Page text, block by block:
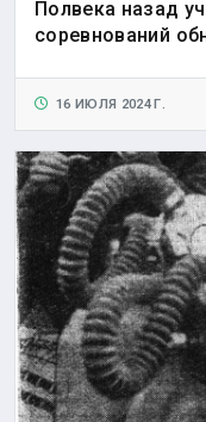
Полвека назад
соревнований
16 ИЮЛЯ 2024 Г.